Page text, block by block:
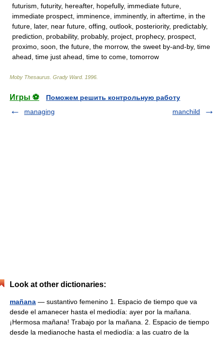
futurism, futurity, hereafter, hopefully, immediate future,
immediate prospect, imminence, imminently, in aftertime, in the
future, later, near future, offing, outlook, posteriority, predictably,
prediction, probability, probably, project, prophecy, prospect,
proximo, soon, the future, the morrow, the sweet by-and-by, time
ahead, time just ahead, time to come, tomorrow
Moby Thesaurus Grady Ward. 1996
Игры ⚽
Поможем решить контрольную работу
managing
manchild
Look at other dictionaries:
mañana — sustantivo femenino 1. Espacio de tiempo que va
desde el amanecer hasta el mediodía: ayer por la mañana.
¡Hermosa mañana! Trabajo por la mañana. 2. Espacio de tiempo
desde la medianoche hasta el mediodía: a las cuatro de la